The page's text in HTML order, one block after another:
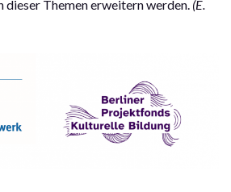
dieser Themen erweitern werden. (E.